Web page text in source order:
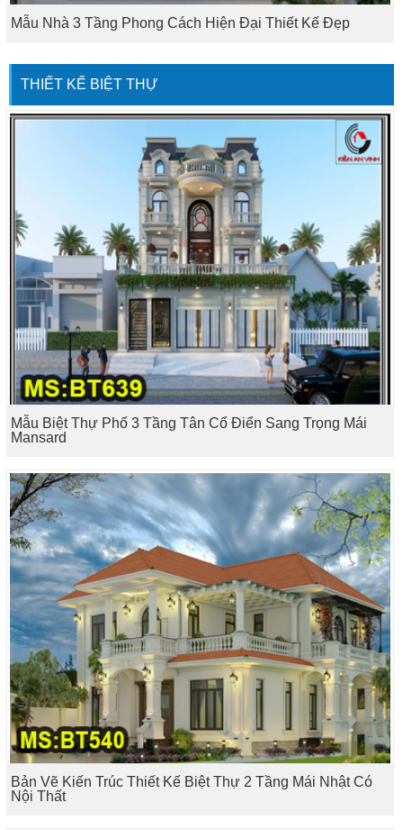
Mẫu Nhà 3 Tầng Phong Cách Hiện Đại Thiết Kế Đẹp
THIẾT KẾ BIỆT THỰ
Mẫu Biệt Thự Phố 3 Tầng Tân Cổ Điển Sang Trọng Mái
Mansard
Bản Vẽ Kiến Trúc Thiết Kế Biệt Thự 2 Tầng Mái Nhật Có
Nội Thất